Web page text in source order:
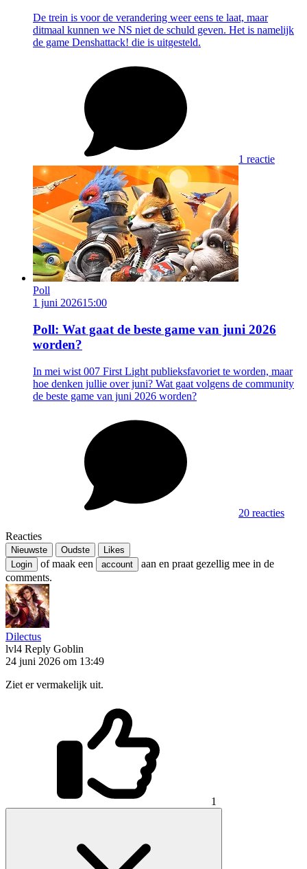
De trein is voor de verandering weer eens te laat, maar
ditmaal kunnen we NS niet de schuld geven. Het is namelijk
de game Denshattack! die is uitgesteld.
1 reactie
Poll
1 juni 202615:00
Poll: Wat gaat de beste game van juni 2026
worden?
In mei wist 007 First Light publieksfavoriet te worden, maar
hoe denken jullie over juni? Wat gaat volgens de community
de beste game van juni 2026 worden?
20 reacties
Reacties
Nieuwste Oudste
Likes
Login
of maak een account
aan en praat gezellig mee in de
comments.
Dilectus
lvl4 Reply Goblin
24 juni 2026 om 13:49
Ziet er vermakelijk uit.
1